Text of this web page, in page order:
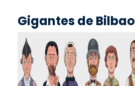
Gigantes de Bilbao